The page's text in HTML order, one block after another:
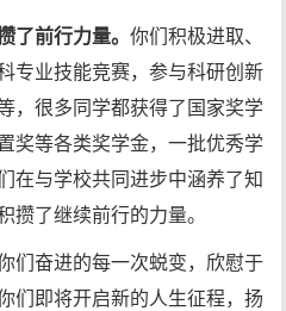
了前行力量。你们积极进取、
专业技能竞赛，参与科研创新
，很多同学都获得了国家奖学
奖等各类奖学金，一批优秀学
在与学校共同进步中涵养了知
攒了继续前行的力量。
们奋进的每一次蜕变，欣慰于
们即将开启新的人生征程，扬